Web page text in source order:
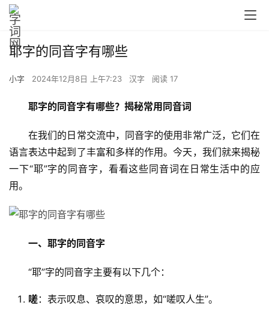
耶字的同音字有哪些
小字 2024年12月8日 上午7:23 汉字 阅读 17
耶字的同音字有哪些？揭秘常用同音词
在我们的日常交流中，同音字的使用非常广泛，它们在
语言表达中起到了丰富和多样的作用。今天，我们就来揭秘
一下“耶”字的同音字，看看这些同音词在日常生活中的应
用。
一、耶字的同音字
“耶”字的同音字主要有以下几个：
嗟：表示叹息、哀叹的意思，如“嗟叹人生”。